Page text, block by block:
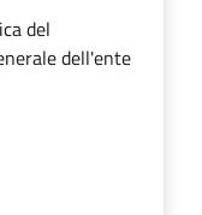
del
dell'ente